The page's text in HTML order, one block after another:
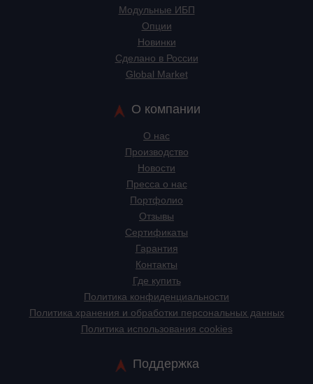
Модульные ИБП
Опции
Новинки
Сделано в России
Global Market
О компании
О нас
Производство
Новости
Пресса о нас
Портфолио
Отзывы
Сертификаты
Гарантия
Контакты
Где купить
Политика конфиденциальности
Политика хранения и обработки персональных данных
Политика использования cookies
Поддержка